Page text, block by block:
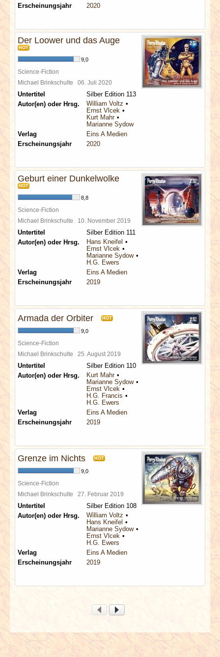
Erscheinungsjahr
2020
Der Loower und das Auge
HOT
9,0
Science-Fiction
Michael Brinkschulte 06. Juli 2020
Untertitel
Silber Edition 113
Autor(en) oder Hrsg.
William Voltz
Ernst Vlcek
Kurt Mahr
Marianne Sydow
Verlag
Eins A Medien
Erscheinungsjahr
2020
Geburt einer Dunkelwolke
HOT
8,8
Science-Fiction
Michael Brinkschulte 10. November 2019
Untertitel
Silber Edition 111
Autor(en) oder Hrsg.
Hans Kneifel
Ernst Vlcek
Marianne Sydow
H.G. Ewers
Verlag
Eins A Medien
Erscheinungsjahr
2019
Armada der Orbiter HOT
9,0
Science-Fiction
Michael Brinkschulte 25. August 2019
Untertitel
Silber Edition 110
Autor(en) oder Hrsg.
Kurt Mahr
Marianne Sydow
Ernst Vlcek
H.G. Francis
H.G. Ewers
Verlag
Eins A Medien
Erscheinungsjahr
2019
Grenze im Nichts HOT
9,0
Science-Fiction
Michael Brinkschulte 27. Februar 2019
Untertitel
Silber Edition 108
Autor(en) oder Hrsg.
William Voltz
Hans Kneifel
Marianne Sydow
Ernst Vlcek
H.G. Ewers
Verlag
Eins A Medien
Erscheinungsjahr
2019